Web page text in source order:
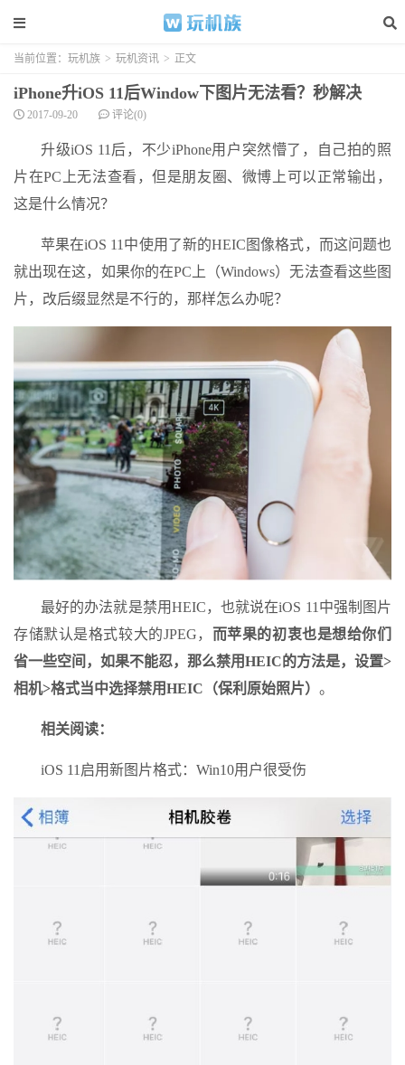
当前位置： 玩机族 > 玩机资讯 > 正文
iPhone升iOS 11后Window下图片无法看？秒解决
2017-09-20 评论(0)
升级iOS 11后，不少iPhone用户突然懵了，自己拍的照
片在PC上无法查看，但是朋友圈、微博上可以正常输出，
这是什么情况？
苹果在iOS 11中使用了新的HEIC图像格式，而这问题也
就出现在这，如果你的在PC上（Windows）无法查看这些图
片，改后缀显然是不行的，那样怎么办呢？
最好的办法就是禁用HEIC，也就说在iOS 11中强制图片
存储默认是格式较大的JPEG， 而苹果的初衷也是想给你们
省一些空间，如果不能忍，那么禁用HEIC的方法是，设置>
相机>格式当中选择禁用HEIC（保利原始照片） 。
相关阅读：
iOS 11启用新图片格式：Win10用户很受伤